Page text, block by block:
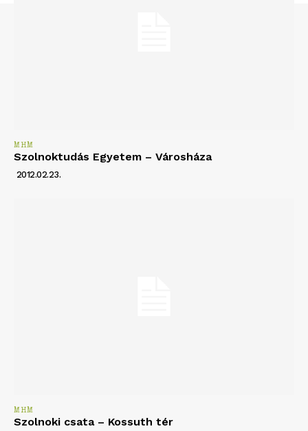
MHM
Szolnoktudás Egyetem – Városháza
2012.02.23.
MHM
Szolnoki csata – Kossuth tér